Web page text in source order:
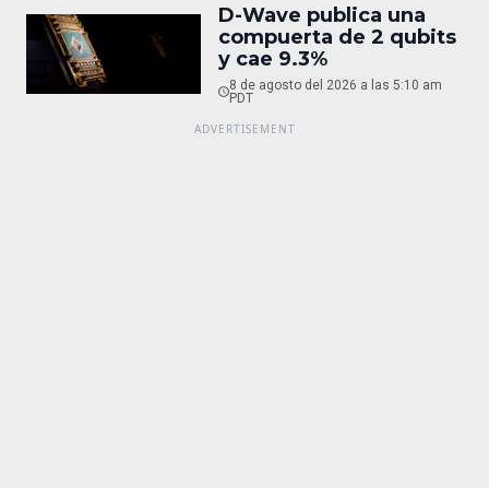
D-Wave publica una
compuerta de 2 qubits
y cae 9.3%
8 de agosto del 2026 a las 5:10 am
PDT